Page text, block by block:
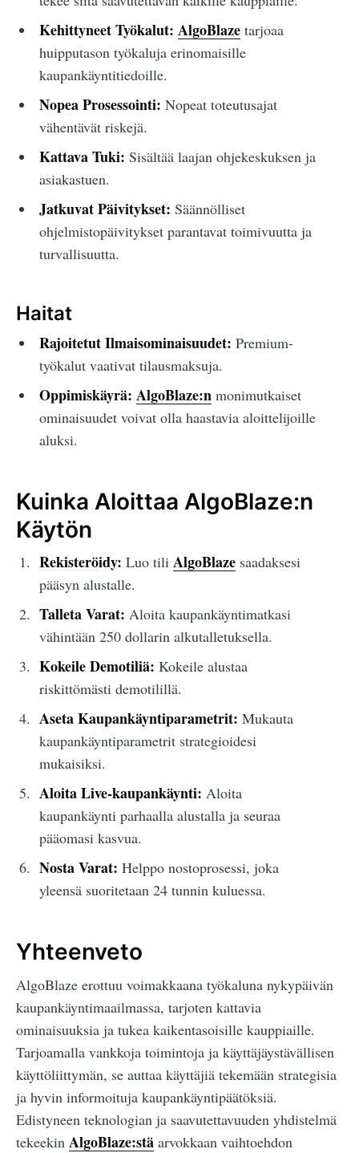
Kehittyneet Työkalut: AlgoBlazetarjoaa
huipputason työkaluja erinomaisille
kaupankäyntitiedoille.
Nopea Prosessointi: Nopeat toteutusajat
vähentävät riskejä.
Kattava Tuki: Sisältää laajan ohjekeskuksen ja
asiakastuen.
Jatkuvat Päivitykset: Säännölliset
ohjelmistopäivitykset parantavat toimivuutta ja
turvallisuutta.
Haitat
Rajoitetut Ilmaisominaisuudet: Premium-
työkalut vaativat tilausmaksuja.
Oppimiskäyrä: AlgoBlaze:n monimutkaiset
ominaisuudet voivat olla haastavia aloittelijoille
aluksi.
Kuinka Aloittaa AlgoBlaze:n
Käytön
Rekisteröidy: Luo tili AlgoBlazesaadaksesi
pääsyn alustalle.
Talleta Varat: Aloita kaupankäyntimatkasi
vähintään 250 dollarin alkutalletuksella.
Kokeile Demotiliä: Kokeile alustaa
riskittömästi demotilillä.
Aseta Kaupankäyntiparametrit: Mukauta
kaupankäyntiparametrit strategioidesi
mukaisiksi.
Aloita Live-kaupankäynti: Aloita
kaupankäynti parhaalla alustalla ja seuraa
pääomasi kasvua.
Nosta Varat: Helppo nostoprosessi, joka
yleensä suoritetaan 24 tunnin kuluessa.
Yhteenveto
AlgoBlaze erottuu voimakkaana työkaluna nykypäivän
kaupankäyntimaailmassa, tarjoten kattavia
ominaisuuksia ja tukea kaikentasoisille kauppiaille.
Tarjoamalla vankkoja toimintoja ja käyttäjäystävällisen
käyttöliittymän, se auttaa käyttäjiä tekemään strategisia
ja hyvin informoituja kaupankäyntipäätöksiä.
Edistyneen teknologian ja saavutettavuuden yhdistelmä
tekeekin AlgoBlaze:stä arvokkaan vaihtoehdon